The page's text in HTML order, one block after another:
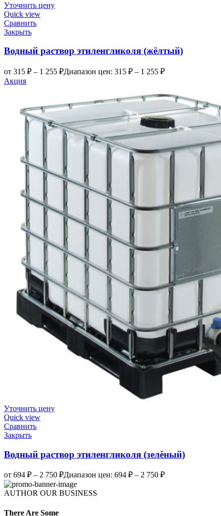
Уточнить цену
Quick view
Сравнить
Закрыть
Водный раствор этиленгликоля (жёлтый)
от 315 ₽ – 1 255 ₽Диапазон цен: 315 ₽ – 1 255 ₽
Акция
Уточнить цену
Quick view
Сравнить
Закрыть
Водный раствор этиленгликоля (зелёный)
от 694 ₽ – 2 750 ₽Диапазон цен: 694 ₽ – 2 750 ₽
AUTHOR OUR BUSINESS
There Are Some